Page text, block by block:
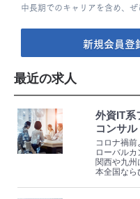
中長期でのキャリアを含め、ぜ
新規会員登
最近の求人
外資IT系
コンサル
コロナ禍
ローバルカ
関西や九州
本全国な